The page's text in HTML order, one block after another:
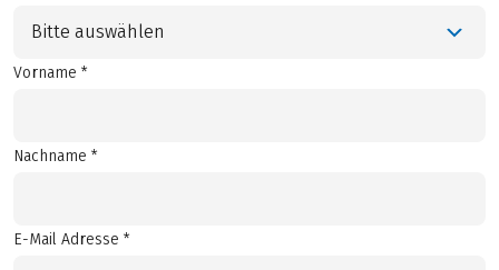
Bitte auswählen
Vorname *
Nachname *
E-Mail Adresse *